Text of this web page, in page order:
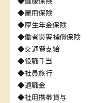
◆雇用保険
◆厚生年金保険
◆働者災害補償保険
◆交通費支給
◆役職手当
◆社員旅行
◆退職金
◆社用携帯貸与